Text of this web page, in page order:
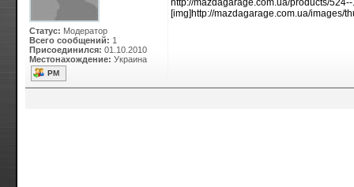
Статус: Модератор
Всего сообщений: 1
Присоединился: 01.10.2010
Местонахождение: Украина
РМ
http://mazdagarage.com.ua/products/
[img]http://mazdagarage.com.ua/images/